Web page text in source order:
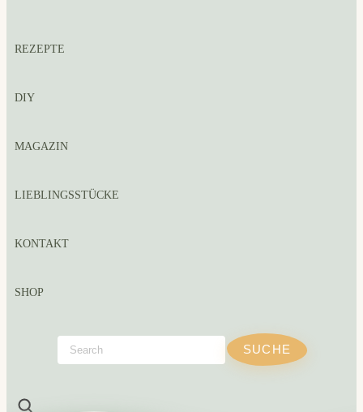
REZEPTE
DIY
MAGAZIN
LIEBLINGSSTÜCKE
KONTAKT
SHOP